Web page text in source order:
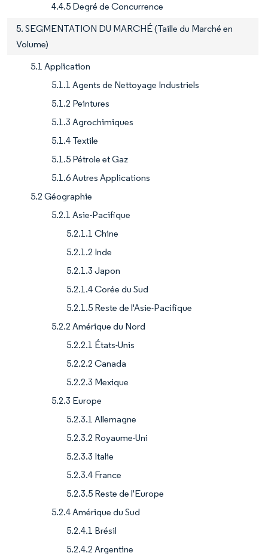
4.4.5 Degré de Concurrence
5. SEGMENTATION DU MARCHÉ (Taille du Marché en
Volume)
5.1 Application
5.1.1 Agents de Nettoyage Industriels
5.1.2 Peintures
5.1.3 Agrochimiques
5.1.4 Textile
5.1.5 Pétrole et Gaz
5.1.6 Autres Applications
5.2 Géographie
5.2.1 Asie-Pacifique
5.2.1.1 Chine
5.2.1.2 Inde
5.2.1.3 Japon
5.2.1.4 Corée du Sud
5.2.1.5 Reste de l'Asie-Pacifique
5.2.2 Amérique du Nord
5.2.2.1 États-Unis
5.2.2.2 Canada
5.2.2.3 Mexique
5.2.3 Europe
5.2.3.1 Allemagne
5.2.3.2 Royaume-Uni
5.2.3.3 Italie
5.2.3.4 France
5.2.3.5 Reste de l'Europe
5.2.4 Amérique du Sud
5.2.4.1 Brésil
5.2.4.2 Argentine